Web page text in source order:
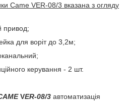
Came VER-08/3 вказана з огляду
привод;
для воріт до 3,2м;
керування - 2 шт.
VER-08/3 автоматизація